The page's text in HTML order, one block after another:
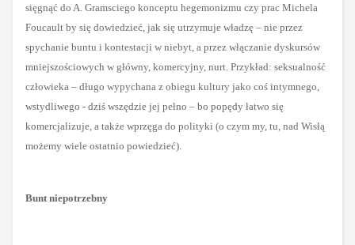
sięgnąć do A. Gramsciego konceptu hegemonizmu czy prac Michela
Foucault by się dowiedzieć, jak się utrzymuje władzę – nie przez
spychanie buntu i kontestacji w niebyt, a przez włączanie dyskursów
mniejszościowych w główny, komercyjny, nurt. Przykład: seksualność
człowieka – długo wypychana z obiegu kultury jako coś intymnego,
wstydliwego - dziś wszędzie jej pełno – bo popędy łatwo się
komercjalizuje, a także wprzęga do polityki (o czym my, tu, nad Wisłą
możemy wiele ostatnio powiedzieć).
Bunt niepotrzebny